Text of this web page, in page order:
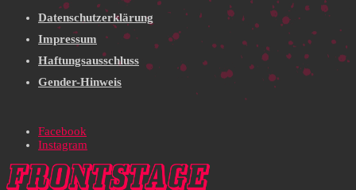
Datenschutzerklärung
Impressum
Haftungsausschluss
Gender-Hinweis
Facebook
Instagram